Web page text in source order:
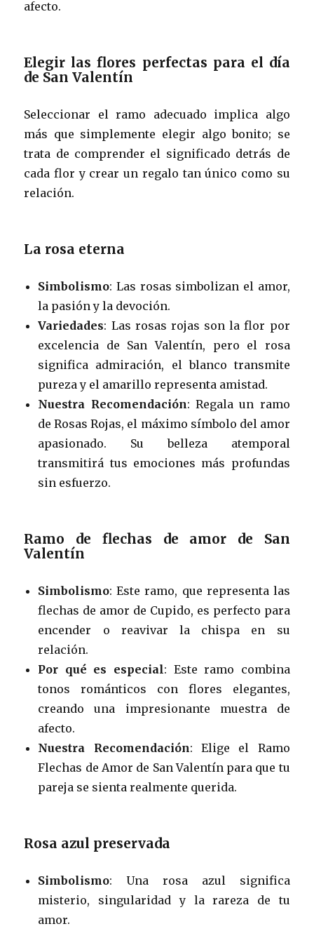
afecto.
Elegir las flores perfectas para el día
de San Valentín
Seleccionar el ramo adecuado implica algo
más que simplemente elegir algo bonito; se
trata de comprender el significado detrás de
cada flor y crear un regalo tan único como su
relación.
La rosa eterna
Simbolismo: Las rosas simbolizan el amor,
la pasión y la devoción.
Variedades: Las rosas rojas son la flor por
excelencia de San Valentín, pero el rosa
significa admiración, el blanco transmite
pureza y el amarillo representa amistad.
Nuestra Recomendación: Regala un ramo
de Rosas Rojas, el máximo símbolo del amor
apasionado. Su belleza atemporal
transmitirá tus emociones más profundas
sin esfuerzo.
Ramo de flechas de amor de San
Valentín
Simbolismo: Este ramo, que representa las
flechas de amor de Cupido, es perfecto para
encender o reavivar la chispa en su
relación.
Por qué es especial: Este ramo combina
tonos románticos con flores elegantes,
creando una impresionante muestra de
afecto.
Nuestra Recomendación: Elige el Ramo
Flechas de Amor de San Valentín para que tu
pareja se sienta realmente querida.
Rosa azul preservada
Simbolismo: Una rosa azul significa
misterio, singularidad y la rareza de tu
amor.